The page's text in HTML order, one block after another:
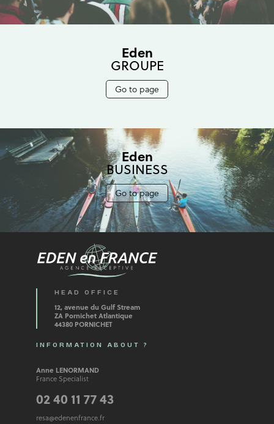
Eden
GROUPE
Go to page
Eden
BUSINESS
Go to page
HEAD OFFICE
12, avenue du Gulf Stream
ZA Pornichet Atlantique
44380 PORNICHET
INFORMATION ABOUT ?
Anne LENORMAND
France Specialist
02 40 11 77 43
resa@edenenfrance.fr